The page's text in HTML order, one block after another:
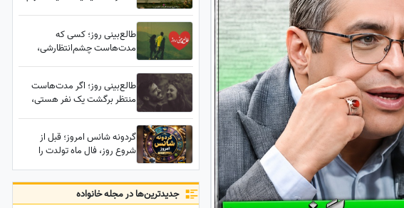
فراموش کند
طالع‌بینی روز؛ کسی که
مدت‌هاست چشم‌انتظارشی،
می‌شنوی غافلگیرت می‌کنه!
طالع‌بینی روز؛ اگر مدت‌هاست
منتظر برگشت یک نفر هستی،
نتوانسته فراموشت کند... /
پنج‌شنبه 25 تیر 1405
گردونه شانس امروز؛ قبل از
شروع روز، فال ماه تولدت را
سرنوشت‌سازی باشد
جدید‌ترین‌ها در مجله خانواده